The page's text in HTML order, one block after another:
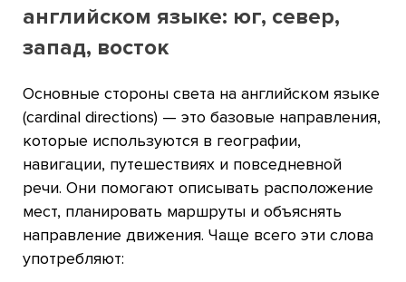
английском языке: юг, север,
запад, восток
Основные стороны света на английском языке
(cardinal directions) — это базовые направления,
которые используются в географии,
навигации, путешествиях и повседневной
речи. Они помогают описывать расположение
мест, планировать маршруты и объяснять
направление движения. Чаще всего эти слова
употребляют: